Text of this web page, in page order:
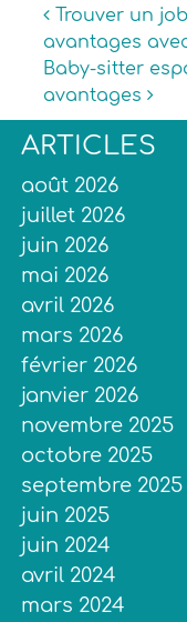
Trouver un
avantages
Baby-sitter
avantages
ARTICLES
août 2026
juillet 2026
juin 2026
mai 2026
avril 2026
mars 2026
février 2026
janvier 2026
novembre 2025
octobre 2025
septembre 2025
juin 2025
juin 2024
avril 2024
mars 2024